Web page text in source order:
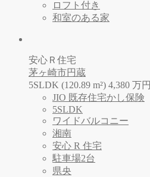
ロフト付き
和室のある家
安心Ｒ住宅
茅ヶ崎市円蔵
5SLDK (120.89 m²) 4,380 万円
JIO 既存住宅かし保険
5SLDK
ワイドバルコニー
湘南
安心 R 住宅
駐車場2台
県央